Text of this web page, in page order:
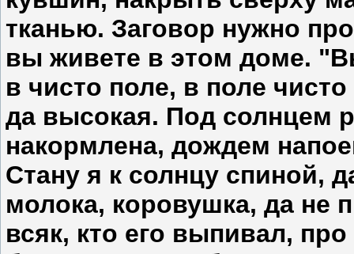
тканью. Заговор нужно
вы живете в этом доме.
в чисто поле, в поле
да высокая. Под солнцем
накормлена, дождем
Стану я к солнцу спиной,
молока, коровушка, да не
всяк, кто его выпивал,